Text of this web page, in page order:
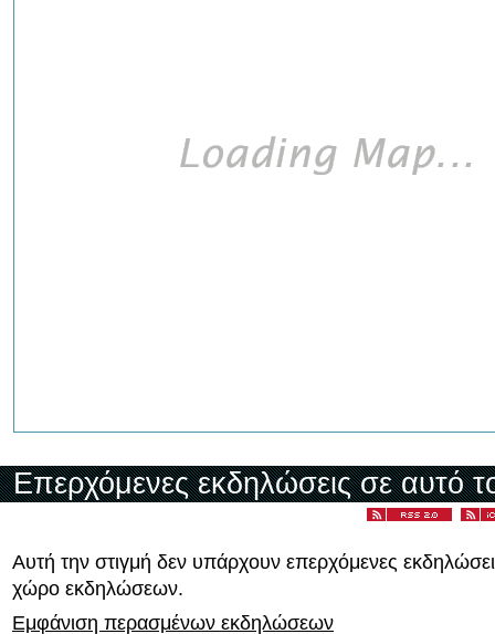
Επερχόμενες εκδηλώσεις σε αυτό
Αυτή την στιγμή δεν υπάρχουν επερχόμενες
χώρο εκδηλώσεων.
Εμφάνιση περασμένων εκδηλώσεων